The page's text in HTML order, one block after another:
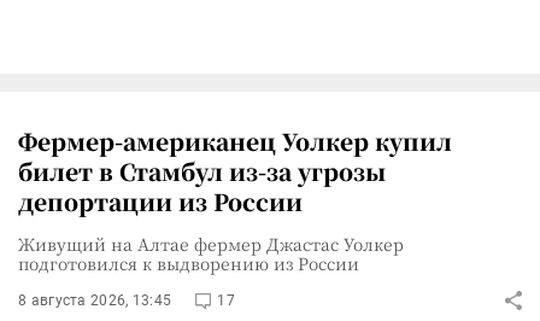
Фермер-американец Уолкер купил
билет в Стамбул из-за угрозы
депортации из России
Живущий на Алтае фермер Джастас Уолкер
подготовился к выдворению из России
8 августа 2026, 13:45 17